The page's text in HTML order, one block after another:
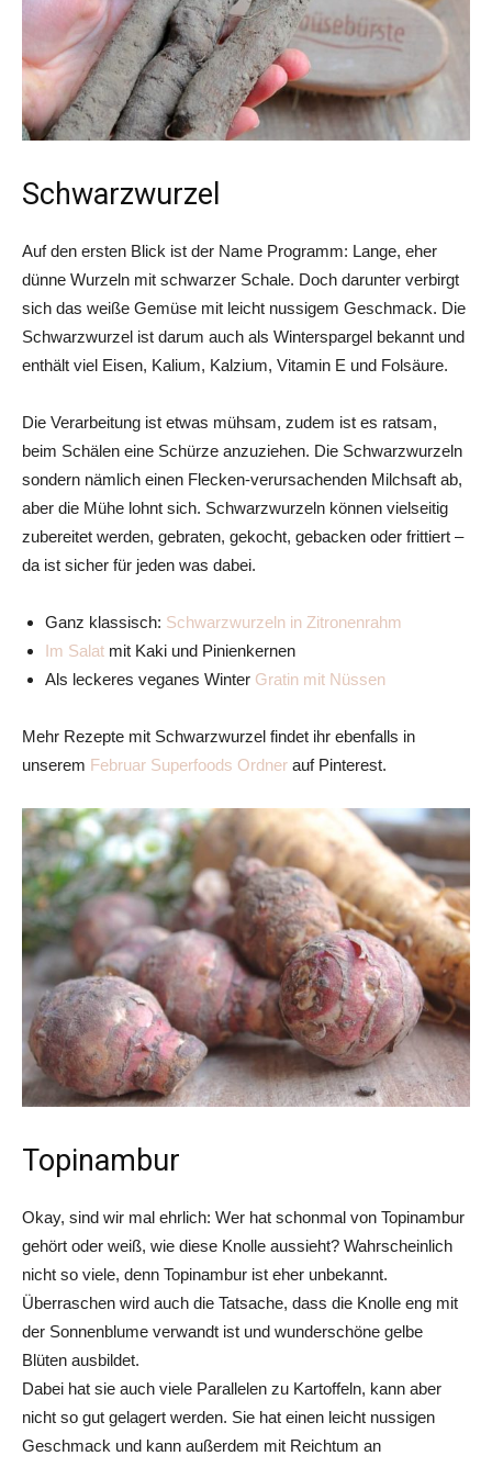
Schwarzwurzel
Auf den ersten Blick ist der Name Programm: Lange, eher
dünne Wurzeln mit schwarzer Schale. Doch darunter verbirgt
sich das weiße Gemüse mit leicht nussigem Geschmack. Die
Schwarzwurzel ist darum auch als Winterspargel bekannt und
enthält viel Eisen, Kalium, Kalzium, Vitamin E und Folsäure.
Die Verarbeitung ist etwas mühsam, zudem ist es ratsam,
beim Schälen eine Schürze anzuziehen. Die Schwarzwurzeln
sondern nämlich einen Flecken-verursachenden Milchsaft ab,
aber die Mühe lohnt sich. Schwarzwurzeln können vielseitig
zubereitet werden, gebraten, gekocht, gebacken oder frittiert –
da ist sicher für jeden was dabei.
Ganz klassisch: Schwarzwurzeln in Zitronenrahm
Im Salat mit Kaki und Pinienkernen
Als leckeres veganes Winter Gratin mit Nüssen
Mehr Rezepte mit Schwarzwurzel findet ihr ebenfalls in
unserem Februar Superfoods Ordner auf Pinterest.
Topinambur
Okay, sind wir mal ehrlich: Wer hat schonmal von Topinambur
gehört oder weiß, wie diese Knolle aussieht? Wahrscheinlich
nicht so viele, denn Topinambur ist eher unbekannt.
Überraschen wird auch die Tatsache, dass die Knolle eng mit
der Sonnenblume verwandt ist und wunderschöne gelbe
Blüten ausbildet.
Dabei hat sie auch viele Parallelen zu Kartoffeln, kann aber
nicht so gut gelagert werden. Sie hat einen leicht nussigen
Geschmack und kann außerdem mit Reichtum an